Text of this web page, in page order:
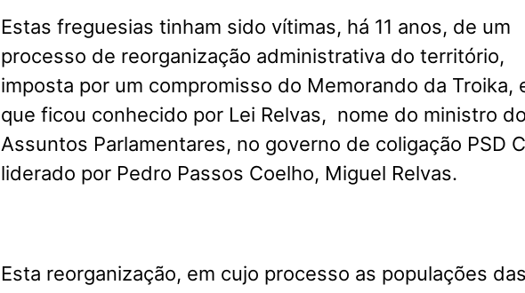
Estas freguesias tinham sido vítimas, há 11 anos, de um
processo de reorganização administrativa do território,
imposta por um compromisso do Memorando da Troika,
que ficou conhecido por Lei Relvas, nome do ministro
Assuntos Parlamentares, no governo de coligação PSD
liderado por Pedro Passos Coelho, Miguel Relvas.
Esta reorganização, em cujo processo as populações